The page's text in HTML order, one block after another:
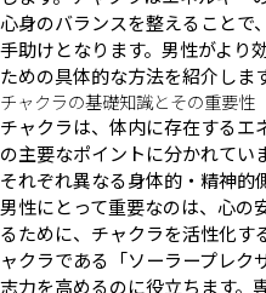
心身のバランスを整えることで
手助けとなります。男性がより
ための具体的な方法を紹介します
チャクラの基礎知識とその重要性
チャクラは、体内に存在するエ
の主要なポイントに分かれてい
それぞれ異なる身体的・精神的
男性にとって重要なのは、心の
るために、チャクラを活性化す
ャクラである「ソーラープレク
志力を高めるのに役立ちます。